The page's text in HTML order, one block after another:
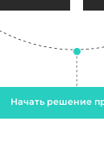
Начать решение